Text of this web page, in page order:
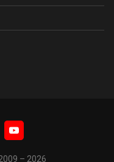
– 2026